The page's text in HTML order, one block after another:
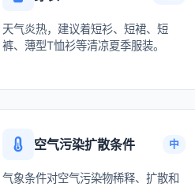
天气炎热，建议着短衫、短裙、短
裤、薄型T恤衫等清凉夏季服装。
空气污染扩散条件 中
气象条件对空气污染物稀释、扩散和